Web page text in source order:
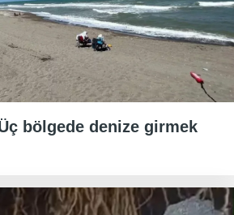
Üç bölgede denize girmek